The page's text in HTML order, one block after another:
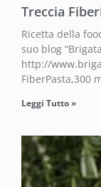
Treccia
Ricetta della
suo blog
http://
FiberPasta,300
Leggi Tutto »